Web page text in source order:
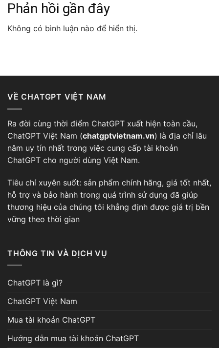
Phản hồi gần đây
Không có bình luận nào để hiển thị.
VỀ CHATGPT VIỆT NAM
Ra đời cùng thời điểm ChatGPT xuất hiện toàn cầu,
ChatGPT Việt Nam (chatgptvietnam.vn) là địa chỉ lâu
năm uy tín nhất trong việc cung cấp tài khoản
ChatGPT cho người dùng Việt Nam.
Tiêu chí xuyên suốt: sản phẩm chính hãng, giá tốt nhất,
hỗ trợ và bảo hành trong quá trình sử dụng đã giúp
thương hiệu của chúng tôi khẳng định được giá trị bền
vững theo thời gian
THÔNG TIN VÀ DỊCH VỤ
ChatGPT là gì?
ChatGPT Việt Nam
Mua tài khoản ChatGPT
Hướng dẫn mua tài khoản ChatGPT